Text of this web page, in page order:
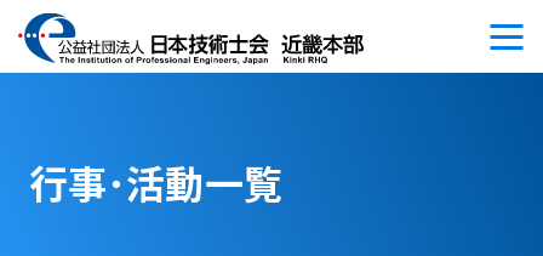
行事･活動一覧